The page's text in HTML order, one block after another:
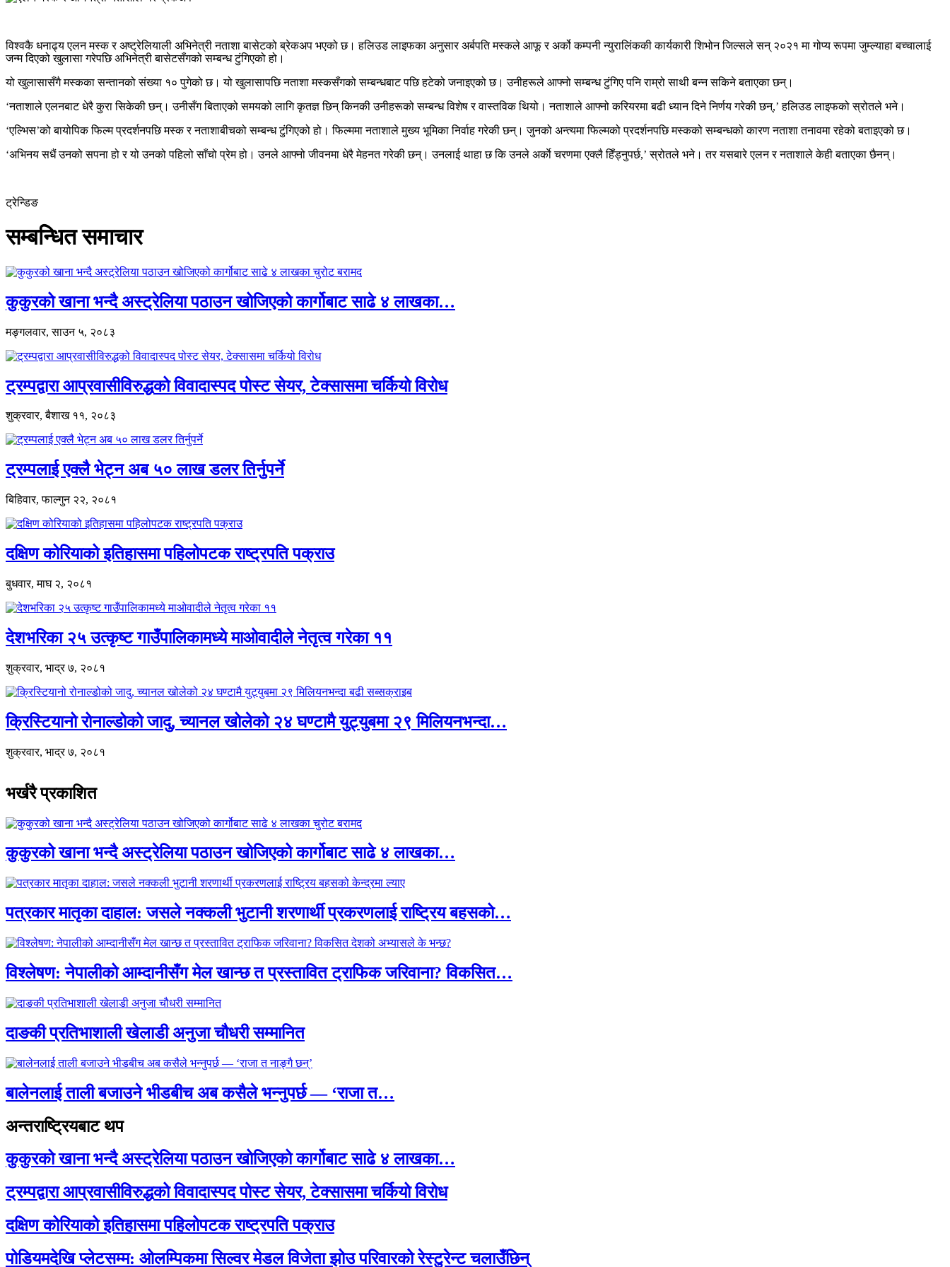
विश्वकै धनाढ्य एलन मस्क र अष्ट्रेलियाली अभिनेत्री नताशा बासेटको ब्रेकअप भएको छ। हलिउड लाइफका अनुसार अर्बपति मस्कले आफू र अर्को कम्पनी न्युरालिंककी कार्यकारी शिभोन जिल्सले सन् २०२१ मा गोप्य रूपमा जुम्ल्याहा बच्चालाई
जन्म दिएको खुलासा गरेपछि अभिनेत्री बासेटसँगको सम्बन्ध टुंगिएको हो।
यो खुलासासँगै मस्कका सन्तानको संख्या १० पुगेको छ। यो खुलासापछि नताशा मस्कसँगको सम्बन्धबाट पछि हटेको जनाइएको छ। उनीहरूले आफ्नो सम्बन्ध टुंगिए पनि राम्रो साथी बन्न सकिने बताएका छन्।
‘नताशाले एलनबाट धेरै कुरा सिकेकी छन्। उनीसँग बिताएको समयको लागि कृतज्ञ छिन् किनकी उनीहरूको सम्बन्ध विशेष र वास्तविक थियो। नताशाले आफ्नो करियरमा बढी ध्यान दिने निर्णय गरेकी छन्,’ हलिउड लाइफको स्रोतले भने।
‘एल्भिस’को बायोपिक फिल्म प्रदर्शनपछि मस्क र नताशाबीचको सम्बन्ध टुंगिएको हो। फिल्ममा नताशाले मुख्य भूमिका निर्वाह गरेकी छन्। जुनको अन्त्यमा फिल्मको प्रदर्शनपछि मस्कको सम्बन्धको कारण नताशा तनावमा रहेको बताइएको छ।
‘अभिनय सधैं उनको सपना हो र यो उनको पहिलो साँचो प्रेम हो। उनले आफ्नो जीवनमा धेरै मेहनत गरेकी छन्। उनलाई थाहा छ कि उनले अर्काे चरणमा एक्लै हिँड्नुपर्छ,’ स्रोतले भने। तर यसबारे एलन र नताशाले केही बताएका छैनन्।
ट्रेन्डिङ
सम्बन्धित समाचार
कुकुरको खाना भन्दै अस्ट्रेलिया पठाउन खोजिएको कार्गोबाट साढे ४ लाखका…
मङ्गलवार, साउन ५, २०८३
ट्रम्पद्वारा आप्रवासीविरुद्धको विवादास्पद पोस्ट सेयर, टेक्सासमा चर्कियो विरोध
शुक्रवार, बैशाख ११, २०८३
ट्रम्पलाई एक्लै भेट्न अब ५० लाख डलर तिर्नुपर्ने
बिहिवार, फाल्गुन २२, २०८१
दक्षिण कोरियाको इतिहासमा पहिलोपटक राष्ट्रपति पक्राउ
बुधवार, माघ २, २०८१
देशभरिका २५ उत्कृष्ट गाउँपालिकामध्ये माओवादीले नेतृत्व गरेका ११
शुक्रवार, भाद्र ७, २०८१
क्रिस्टियानो रोनाल्डोको जादु, च्यानल खोलेको २४ घण्टामै युट्युबमा २९ मिलियनभन्दा…
शुक्रवार, भाद्र ७, २०८१
भर्खरै प्रकाशित
कुकुरको खाना भन्दै अस्ट्रेलिया पठाउन खोजिएको कार्गोबाट साढे ४ लाखका…
पत्रकार मातृका दाहाल: जसले नक्कली भुटानी शरणार्थी प्रकरणलाई राष्ट्रिय बहसको…
विश्लेषण: नेपालीको आम्दानीसँग मेल खान्छ त प्रस्तावित ट्राफिक जरिवाना? विकसित…
दाङकी प्रतिभाशाली खेलाडी अनुजा चौधरी सम्मानित
बालेनलाई ताली बजाउने भीडबीच अब कसैले भन्नुपर्छ — ‘राजा त…
अन्तराष्ट्रियबाट थप
कुकुरको खाना भन्दै अस्ट्रेलिया पठाउन खोजिएको कार्गोबाट साढे ४ लाखका…
ट्रम्पद्वारा आप्रवासीविरुद्धको विवादास्पद पोस्ट सेयर, टेक्सासमा चर्कियो विरोध
दक्षिण कोरियाको इतिहासमा पहिलोपटक राष्ट्रपति पक्राउ
पोडियमदेखि प्लेटसम्म: ओलम्पिकमा सिल्वर मेडल विजेता झोउ परिवारको रेस्टुरेन्ट चलाउँछिन्